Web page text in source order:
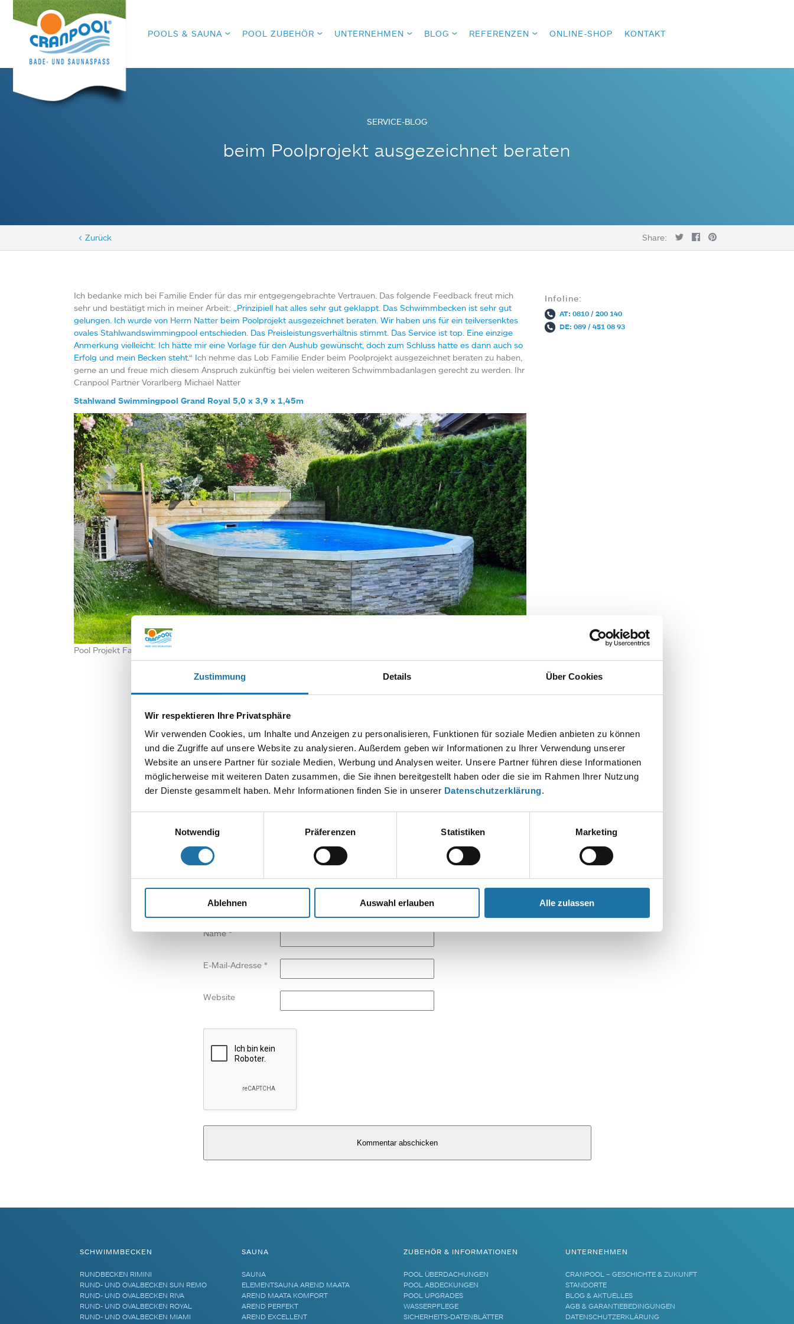
Zustimmung Details Über Cookies
Wir respektieren Ihre Privatsphäre
Wir verwenden Cookies, um Inhalte und Anzeigen zu personalisieren, Funktionen für soziale Medien anbieten zu können
und die Zugriffe auf unsere Website zu analysieren. Außerdem geben wir Informationen zu Ihrer Verwendung unserer
Website an unsere Partner für soziale Medien, Werbung und Analysen weiter. Unsere Partner führen diese Informationen
möglicherweise mit weiteren Daten zusammen, die Sie ihnen bereitgestellt haben oder die sie im Rahmen Ihrer Nutzung
der Dienste gesammelt haben. Mehr Informationen finden Sie in unserer Datenschutzerklärung.
Notwendig
Präferenzen Statistiken Marketing
Ablehnen Auswahl erlauben Alle zulassen
POOLS & SAUNA POOL ZUBEHÖR UNTERNEHMEN BLOG REFERENZEN ONLINE-SHOP KONTAKT
SERVICE-BLOG
beim Poolprojekt ausgezeichnet beraten
< Zurück Share:
Ich bedanke mich bei Familie Ender für das mir entgegengebrachte Vertrauen. Das folgende Feedback freut mich
sehr und bestätigt mich in meiner Arbeit: „Prinzipiell hat alles sehr gut geklappt. Das Schwimmbecken ist sehr gut
gelungen. Ich wurde von Herrn Natter beim Poolprojekt ausgezeichnet beraten. Wir haben uns für ein teilversenktes
ovales Stahlwandswimmingpool entschieden. Das Preisleistungsverhältnis stimmt. Das Service ist top. Eine einzige
Anmerkung vielleicht: Ich hätte mir eine Vorlage für den Aushub gewünscht, doch zum Schluss hatte es dann auch so
Erfolg und mein Becken steht.“ Ich nehme das Lob Familie Ender beim Poolprojekt ausgezeichnet beraten zu haben,
gerne an und freue mich diesem Anspruch zukünftig bei vielen weiteren Schwimmbadanlagen gerecht zu werden. Ihr
Cranpool Partner Vorarlberg Michael Natter
Stahlwand Swimmingpool Grand Royal 5,0 x 3,9 x 1,45m
Pool Projekt Familie Ender realisiert von Cranpool Partner Michael Natter
Infoline:
AT: 0810 / 200 140
DE: 089 / 451 08 93
Autor:
Michael Natter
SCHREIBE EINEN KOMMENTAR
Kommentar
Name*
E-Mail-Adresse *
Website
SCHWIMMBECKEN
RUNDBECKEN RIMINI
RUND- UND OVALBECKEN SUN REMO
RUND- UND OVALBECKEN RIVA
RUND- UND OVALBECKEN ROYAL
RUND- UND OVALBECKEN MIAMI
SAUNA
SAUNA
ELEMENTSAUNA AREND MAATA
AREND MAATA KOMFORT
AREND PERFEKT
AREND EXCELLENT
ZUBEHÖR & INFORMATIONEN
POOL ÜBERDACHUNGEN
POOL ABDECKUNGEN
POOL UPGRADES
WASSERPFLEGE
SICHERHEITS-DATENBLÄTTER
UNTERNEHMEN
CRANPOOL – GESCHICHTE & ZUKUNFT
STANDORTE
BLOG & AKTUELLES
AGB & GARANTIEBEDINGUNGEN
DATENSCHUTZERKLÄRUNG